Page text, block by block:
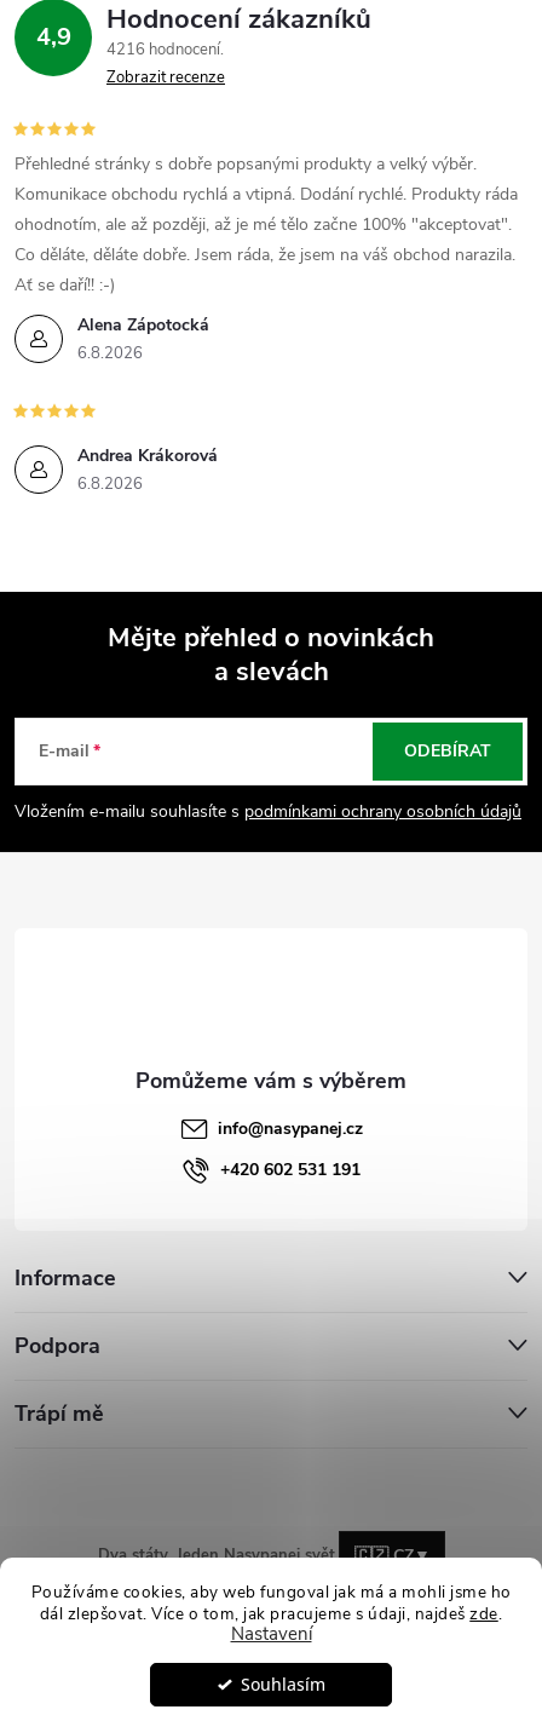
Používáme cookies, aby web fungoval jak má a mohli jsme ho
dál zlepšovat. Více o tom, jak pracujeme s údaji, najdešzde.
Nastavení
Souhlasím
v
k
y
v
ý
p
i
s
u
4,9 Hodnocení zákazníků
4216 hodnocení
Zobrazit recenze
Alena Zápotocká
6.8.2026
Přehledné stránky s dobře popsanými produkty a velký výběr.
Komunikace obchodu rychlá a vtipná. Dodání rychlé. Produkty ráda
ohodnotím, ale až později, až je mé tělo začne 100% "akceptovat".
Co děláte, děláte dobře. Jsem ráda, že jsem na váš obchod narazila.
Ať se daří!! :-)
Andrea Krákorová
6.8.2026
p
a
Mějte přehled o novinkách
a slevách
E-mail
Vložením e-mailu souhlasíte s podmínkami ochrany osobních údajů
ODEBÍRAT
Informace
Podpora
Trápí mě
info@nasypanej.cz
+420 602 531 191
Dva státy. Jeden Nasypanej svět. 🇨🇿 CZ▼
Copyright 2026Nasypanej.cz. Všechna práva vyhrazena.
nastavení cookies